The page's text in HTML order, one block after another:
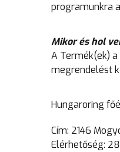
programunkra
Mikor és hol
A Termék(ek)
megrendelést
Hungaroring
Cím: 2146
Elérhetőség: